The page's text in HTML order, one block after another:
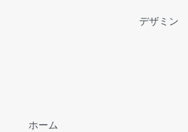
デザミン
ホーム